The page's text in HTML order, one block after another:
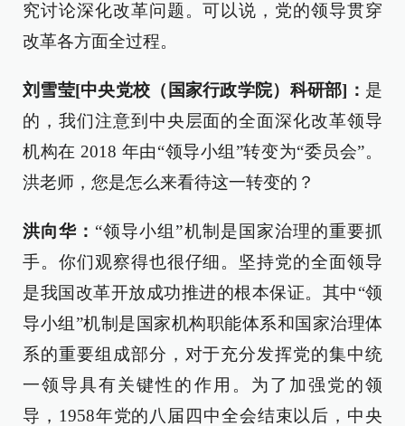
究讨论深化改革问题。可以说，党的领导贯穿
改革各方面全过程。
刘雪莹[中央党校（国家行政学院）科研部]： 是
的，我们注意到中央层面的全面深化改革领导
机构在 2018 年由“领导小组”转变为“委员会”。
洪老师，您是怎么来看待这一转变的？
洪向华： “领导小组”机制是国家治理的重要抓
手。你们观察得也很仔细。坚持党的全面领导
是我国改革开放成功推进的根本保证。其中“领
导小组”机制是国家机构职能体系和国家治理体
系的重要组成部分，对于充分发挥党的集中统
一领导具有关键性的作用。为了加强党的领
导，1958年党的八届四中全会结束以后，中央